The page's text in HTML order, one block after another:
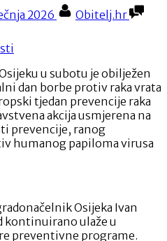
2026 By
Obitelj.hr
u subotu je obilježen
dan borbe protiv raka vrata
tjedan prevencije raka
akcija usmjerena na
prevencije, ranog
humanog papiloma virusa
Osijeka Ivan
kontinuirano ulaže u
preventivne programe.